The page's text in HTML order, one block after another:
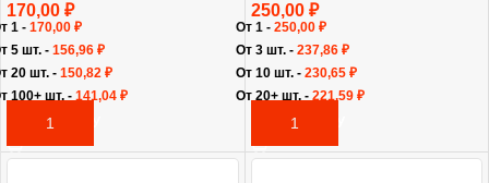
170,00 ₽
В КОРЗИНУ
1 - 170,00 ₽
5 шт. - 156,96 ₽
20 шт. - 150,82 ₽
100+ шт. - 141,04 ₽
250,00 ₽
В КОРЗИНУ
От 1 - 250,00 ₽
От 3 шт. - 237,86 ₽
От 10 шт. - 230,65 ₽
От 20+ шт. - 221,59 ₽